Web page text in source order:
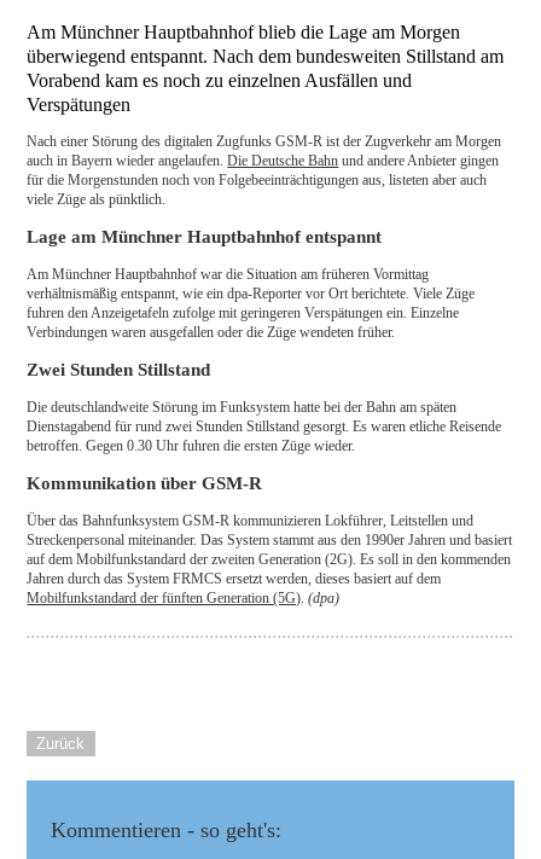
Am Münchner Hauptbahnhof blieb die Lage am Morgen
überwiegend entspannt. Nach dem bundesweiten Stillstand am
Vorabend kam es noch zu einzelnen Ausfällen und
Verspätungen
Nach einer Störung des digitalen Zugfunks GSM-R ist der Zugverkehr am Morgen
auch in Bayern wieder angelaufen.Die Deutsche Bahn und andere Anbieter gingen
für die Morgenstunden noch von Folgebeeinträchtigungen aus, listeten aber auch
viele Züge als pünktlich.
Lage am Münchner Hauptbahnhof entspannt
Am Münchner Hauptbahnhof war die Situation am früheren Vormittag
verhältnismäßig entspannt, wie ein dpa-Reporter vor Ort berichtete. Viele Züge
fuhren den Anzeigetafeln zufolge mit geringeren Verspätungen ein. Einzelne
Verbindungen waren ausgefallen oder die Züge wendeten früher.
Zwei Stunden Stillstand
Die deutschlandweite Störung im Funksystem hatte bei der Bahn am späten
Dienstagabend für rund zwei Stunden Stillstand gesorgt. Es waren etliche Reisende
betroffen. Gegen 0.30 Uhr fuhren die ersten Züge wieder.
Kommunikation über GSM-R
Über das Bahnfunksystem GSM-R kommunizieren Lokführer, Leitstellen und
Streckenpersonal miteinander. Das System stammt aus den 1990er Jahren und basiert
auf dem Mobilfunkstandard der zweiten Generation (2G). Es soll in den kommenden
Jahren durch das System FRMCS ersetzt werden, dieses basiert auf dem
Mobilfunkstandard der fünften Generation (5G).(dpa)
Zurück
Kommentieren - so geht's: